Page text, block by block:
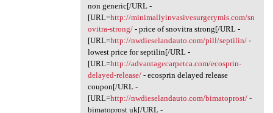
non generic[/URL -
[URL=http://minimallyinvasivesurgerymis.com/sn
ovitra-strong/- price of snovitra strong[/URL -
[URL=http://nwdieselandauto.com/pill/septilin/-
lowest price for septilin[/URL -
[URL=http://advantagecarpetca.com/ecosprin-
delayed-release/- ecosprin delayed release
coupon[/URL -
[URL=http://nwdieselandauto.com/bimatoprost/-
bimatoprost uk[/URL -